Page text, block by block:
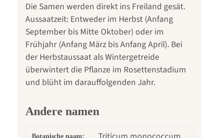
Die Samen werden direkt ins Freiland gesät.
Aussaatzeit: Entweder im Herbst (Anfang
September bis Mitte Oktober) oder im
Frühjahr (Anfang März bis Anfang April). Bei
der Herbstaussaat als Wintergetreide
überwintert die Pflanze im Rosettenstadium
und blüht im darauffolgenden Jahr.
Andere namen
Botanische naam: